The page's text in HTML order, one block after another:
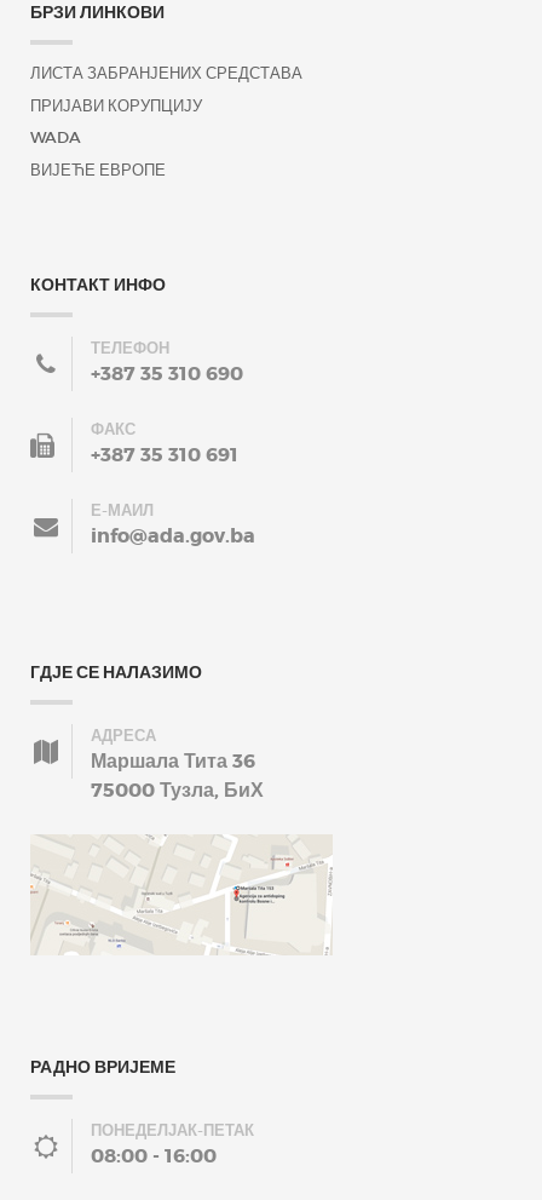
БРЗИ ЛИНКОВИ
ЛИСТА ЗАБРАНЈЕНИХ СРЕДСТАВА
ПРИЈАВИ КОРУПЦИЈУ
WADA
ВИЈЕЋЕ ЕВРОПЕ
КОНТАКТ ИНФО
ТЕЛЕФОН
+387 35 310 690
ФАКС
+387 35 310 691
Е-МАИЛ
info@ada.gov.ba
ГДЈЕ СЕ НАЛАЗИМО
АДРЕСА
Маршала Тита 36
75000 Тузла, БиХ
РАДНО ВРИЈЕМЕ
ПОНЕДЕЛЈАК-ПЕТАК
08:00 - 16:00